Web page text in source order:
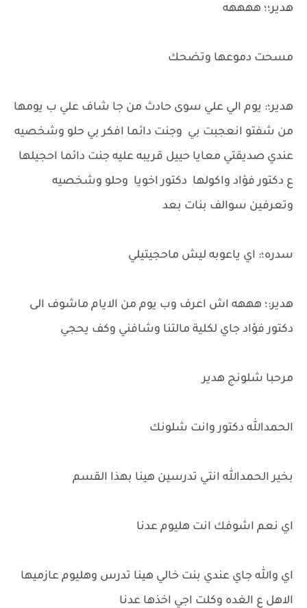
هدير؛؛ ههههه
مسحت دموعها وتضحك
هدير؛: يوم الي علي سوى حادث من جا شاف علي ب يومها
من شفتو انعجبت بي وجنت دائما افكر بي حلو وشخصيه
عندي صديقتي معايا حييل قريبه عليه جنت دائما احجيلها
ع دكتور فؤاد واكولها دكتور اخويا وحلو وشخصيه
وتعرفين سوالف بنات بعد
سدره؛: اي ياعوبه ليش ماحجيتيلي
هدير:؛ هههه اش اعرف وب يوم من الايام ماشوف الى
دكتور فؤاد جاي لكلية مالتنا وشافني وكف يحجي
مرحبا شلونج هدير
الحمدالله دكتور وانت شلونك
بخير الحمدالله انتي تدرسين هينا بهذا القسم
اي نعم اشوفك انت هليوم عدنا
اي والله جاي عندي بنت خالي هينا تدرس وهليوم عازميها
الاهل ع الغده وكلت اجي اخذها عدنا